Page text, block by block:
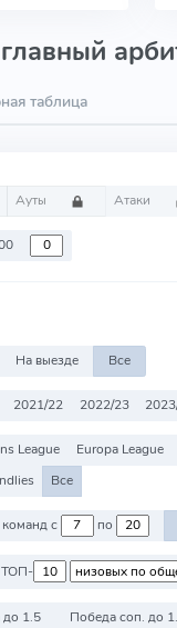
таблица
Ауты Атаки
На выезде Все
2021/22 2022/23
League Europa League
Все
Против команд с по
ТОП-
1.5 Победа соп. до